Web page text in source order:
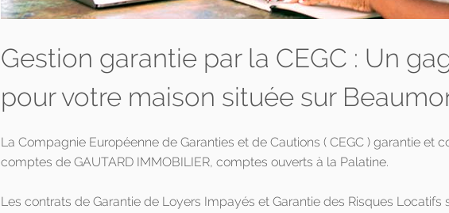
Gestion garantie par la CEGC : Un
pour votre maison située sur
La Compagnie Européenne de Garanties et de Cautions ( CEGC ) garantie et
comptes de GAUTARD IMMOBILIER, comptes ouverts à la Palatine.
Les contrats de Garantie de Loyers Impayés et Garantie des Risques